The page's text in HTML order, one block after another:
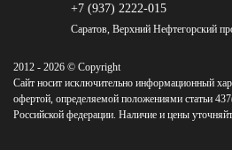
+7 (937) 2222-015
Саратов, Верхний Нефтегорский
2012 - 2026 © Copyright
Сайт носит исключительно информационный
офертой, определяемой положениями статьи
Российской федерации. Наличие и цены